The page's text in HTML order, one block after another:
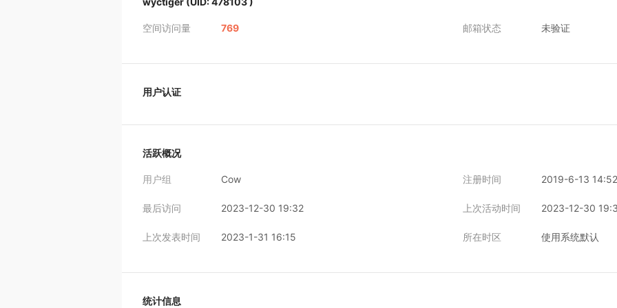
空间访问量 769 邮箱状态 未验证
用户认证
活跃概况
用户组 Cow 注册时间 2019-6-13 14:52
最后访问 2023-12-30 19:32 上次活动时间 2023-12-30
上次发表时间 2023-1-31 16:15 所在时区 使用系统默认
统计信息